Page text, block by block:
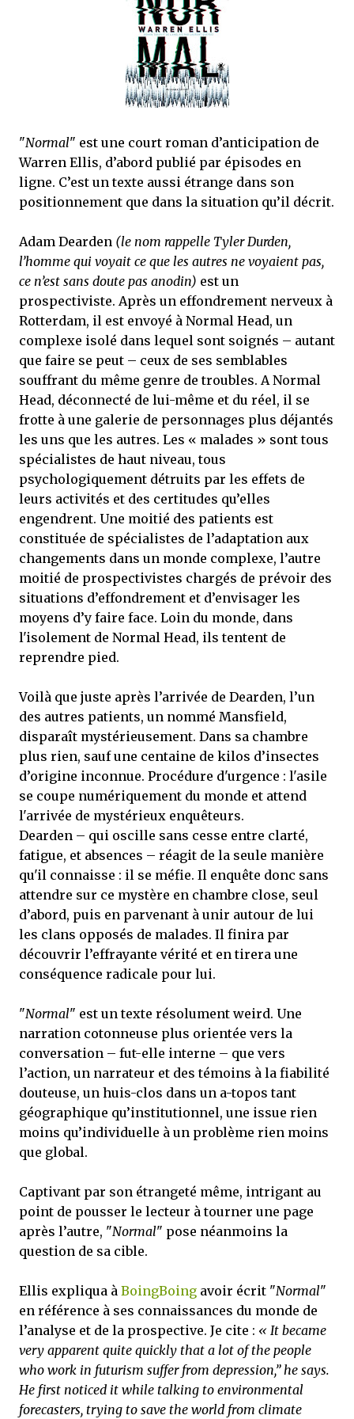
j’ai dit au sujet des tomes précédents : tant l’univers que les protagonistes
"Normal" est une court roman d’anticipation de
Warren Ellis, d’abord publié par épisodes en
ligne. C’est un texte aussi étrange dans son
positionnement que dans la situation qu’il décrit.
Adam Dearden (le nom rappelle Tyler Durden,
l’homme qui voyait ce que les autres ne voyaient pas,
ce n’est sans doute pas anodin) est un
prospectiviste. Après un effondrement nerveux à
Rotterdam, il est envoyé à Normal Head, un
complexe isolé dans lequel sont soignés – autant
que faire se peut – ceux de ses semblables
souffrant du même genre de troubles. A Normal
Head, déconnecté de lui-même et du réel, il se
frotte à une galerie de personnages plus déjantés
les uns que les autres. Les « malades » sont tous
spécialistes de haut niveau, tous
psychologiquement détruits par les effets de
leurs activités et des certitudes qu’elles
engendrent. Une moitié des patients est
constituée de spécialistes de l’adaptation aux
changements dans un monde complexe, l’autre
moitié de prospectivistes chargés de prévoir des
situations d’effondrement et d’envisager les
moyens d’y faire face. Loin du monde, dans
l'isolement de Normal Head, ils tentent de
reprendre pied.
Voilà que juste après l’arrivée de Dearden, l’un
des autres patients, un nommé Mansfield,
disparaît mystérieusement. Dans sa chambre
plus rien, sauf une centaine de kilos d’insectes
d’origine inconnue. Procédure d'urgence : l'asile
se coupe numériquement du monde et attend
l'arrivée de mystérieux enquêteurs.
Dearden – qui oscille sans cesse entre clarté,
fatigue, et absences – réagit de la seule manière
qu'il connaisse : il se méfie. Il enquête donc sans
attendre sur ce mystère en chambre close, seul
d’abord, puis en parvenant à unir autour de lui
les clans opposés de malades. Il finira par
découvrir l’effrayante vérité et en tirera une
conséquence radicale pour lui.
"Normal" est un texte résolument weird. Une
narration cotonneuse plus orientée vers la
conversation – fut-elle interne – que vers
l’action, un narrateur et des témoins à la fiabilité
douteuse, un huis-clos dans un a-topos tant
géographique qu’institutionnel, une issue rien
moins qu’individuelle à un problème rien moins
que global.
Captivant par son étrangeté même, intrigant au
point de pousser le lecteur à tourner une page
après l’autre, "Normal" pose néanmoins la
question de sa cible.
Ellis expliqua à BoingBoing avoir écrit "Normal"
en référence à ses connaissances du monde de
l’analyse et de la prospective. Je cite : « It became
very apparent quite quickly that a lot of the people
who work in futurism suffer from depression,” he says.
He first noticed it while talking to environmental
forecasters, trying to save the world from climate